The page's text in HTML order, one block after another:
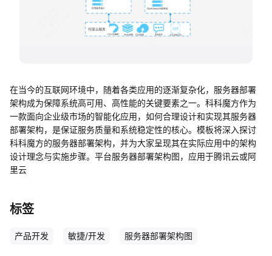
知识分享社区
在当今的互联网环境中，随着各类应用的逐渐复杂化，服务器部署
架构成为保障系统高可用、高性能的关键要素之一。科科魔方作为
一款面向企业级市场的智能化应用，如何合理设计和实现其服务器
部署架构，是保证服务质量和系统稳定性的核心。模板将深入探讨
科科魔方的服务器部署架构，并为大家呈现其在实际应用中的架构
设计理念与实施步骤。平台服务器部署架构图，应用于腾讯云或阿
里云
标签
产品开发 敏捷/开发 服务器部署架构图